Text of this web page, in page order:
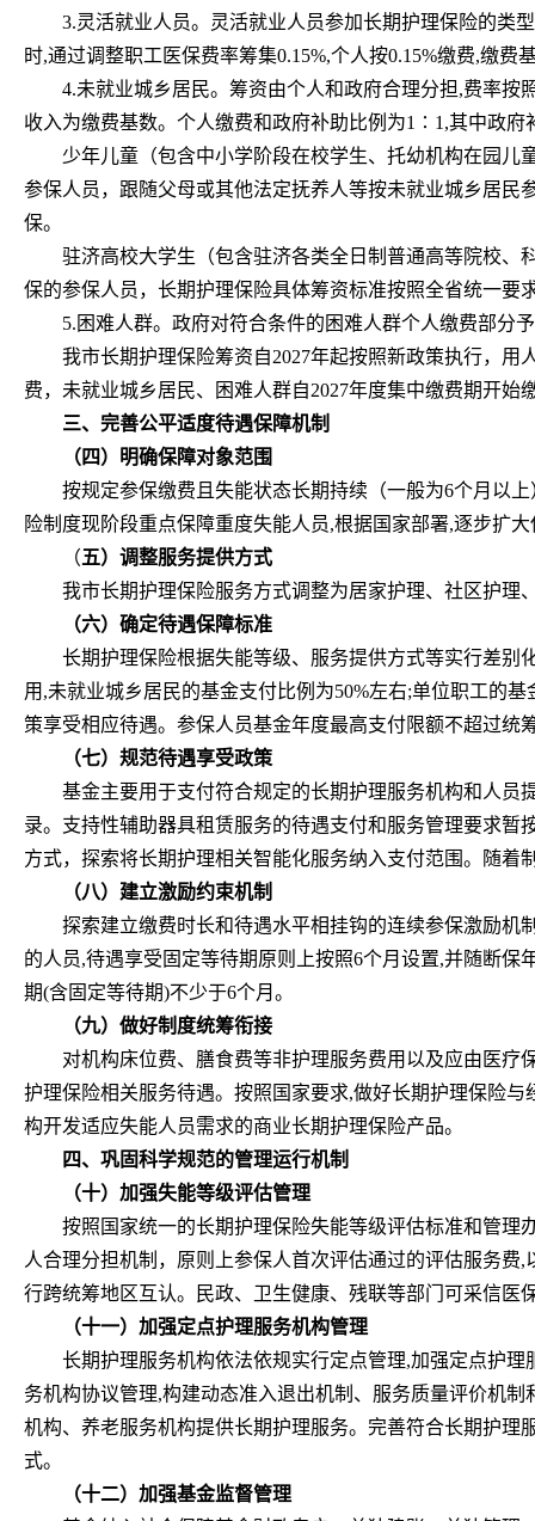
3.灵活就业人员。灵活就业人员参加长期护理保险的类
时,通过调整职工医保费率筹集0.15%,个人按0.15%缴费,缴费
4.未就业城乡居民。筹资由个人和政府合理分担,费率按
收入为缴费基数。个人缴费和政府补助比例为1∶1,其中政
少年儿童（包含中小学阶段在校学生、托幼机构在园儿
参保人员，跟随父母或其他法定抚养人等按未就业城乡居
保。
驻济高校大学生（包含驻济各类全日制普通高等院校、
保的参保人员，长期护理保险具体筹资标准按照全省统一要
5.困难人群。政府对符合条件的困难人群个人缴费部分
我市长期护理保险筹资自2027年起按照新政策执行，
费，未就业城乡居民、困难人群自2027年度集中缴费期开始
三、完善公平适度待遇保障机制
（四）明确保障对象范围
按规定参保缴费且失能状态长期持续（一般为6个月以
险制度现阶段重点保障重度失能人员,根据国家部署,逐步扩
（五）调整服务提供方式
我市长期护理保险服务方式调整为居家护理、社区护理
（六）确定待遇保障标准
长期护理保险根据失能等级、服务提供方式等实行差别
用,未就业城乡居民的基金支付比例为50%左右;单位职工的
策享受相应待遇。参保人员基金年度最高支付限额不超过统
（七）规范待遇享受政策
基金主要用于支付符合规定的长期护理服务机构和人员
录。支持性辅助器具租赁服务的待遇支付和服务管理要求
方式，探索将长期护理相关智能化服务纳入支付范围。随着
（八）建立激励约束机制
探索建立缴费时长和待遇水平相挂钩的连续参保激励机
的人员,待遇享受固定等待期原则上按照6个月设置,并随断
期(含固定等待期)不少于6个月。
（九）做好制度统筹衔接
对机构床位费、膳食费等非护理服务费用以及应由医
护理保险相关服务待遇。按照国家要求,做好长期护理保险
构开发适应失能人员需求的商业长期护理保险产品。
四、巩固科学规范的管理运行机制
（十）加强失能等级评估管理
按照国家统一的长期护理保险失能等级评估标准和管理
人合理分担机制，原则上参保人首次评估通过的评估服务
行跨统筹地区互认。民政、卫生健康、残联等部门可采信医
（十一）加强定点护理服务机构管理
长期护理服务机构依法依规实行定点管理,加强定点护
务机构协议管理,构建动态准入退出机制、服务质量评价机
机构、养老服务机构提供长期护理服务。完善符合长期护
式。
（十二）加强基金监督管理